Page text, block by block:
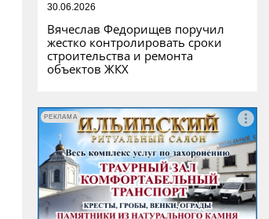
30.06.2026
Вячеслав Федорищев поручил
жестко контролировать сроки
строительства и ремонта
объектов ЖКХ
РЕКЛАМА